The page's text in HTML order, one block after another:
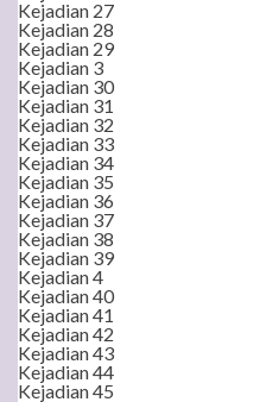
Kejadian 27
Kejadian 28
Kejadian 29
Kejadian 3
Kejadian 30
Kejadian 31
Kejadian 32
Kejadian 33
Kejadian 34
Kejadian 35
Kejadian 36
Kejadian 37
Kejadian 38
Kejadian 39
Kejadian 4
Kejadian 40
Kejadian 41
Kejadian 42
Kejadian 43
Kejadian 44
Kejadian 45